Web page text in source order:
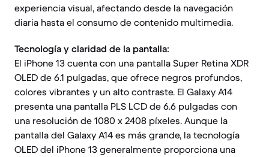
experiencia visual, afectando desde la navegación
diaria hasta el consumo de contenido multimedia.
Tecnología y claridad de la pantalla:
El iPhone 13 cuenta con una pantalla Super Retina XDR
OLED de 6.1 pulgadas, que ofrece negros profundos,
colores vibrantes y un alto contraste. El Galaxy A14
presenta una pantalla PLS LCD de 6.6 pulgadas con
una resolución de 1080 x 2408 píxeles. Aunque la
pantalla del Galaxy A14 es más grande, la tecnología
OLED del iPhone 13 generalmente proporciona una